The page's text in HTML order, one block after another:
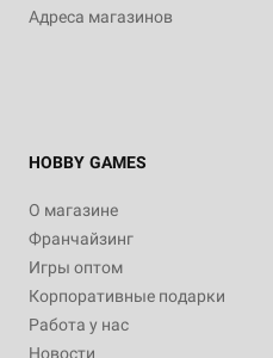
Адреса магазинов
HOBBY GAMES
О магазине
Франчайзинг
Игры оптом
Корпоративные подарки
Работа у нас
Новости